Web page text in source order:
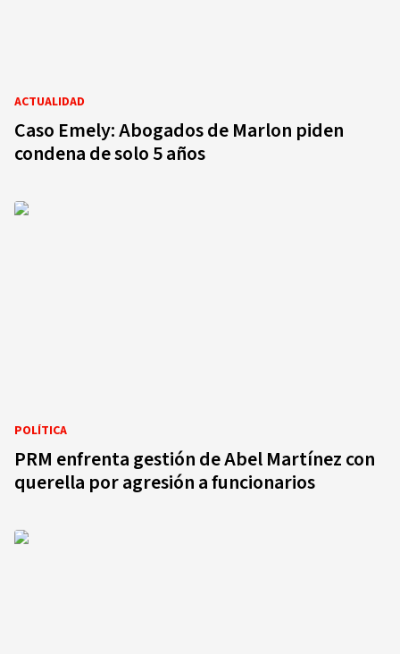
ACTUALIDAD
Caso Emely: Abogados de Marlon piden
condena de solo 5 años
POLÍTICA
PRM enfrenta gestión de Abel Martínez con
querella por agresión a funcionarios